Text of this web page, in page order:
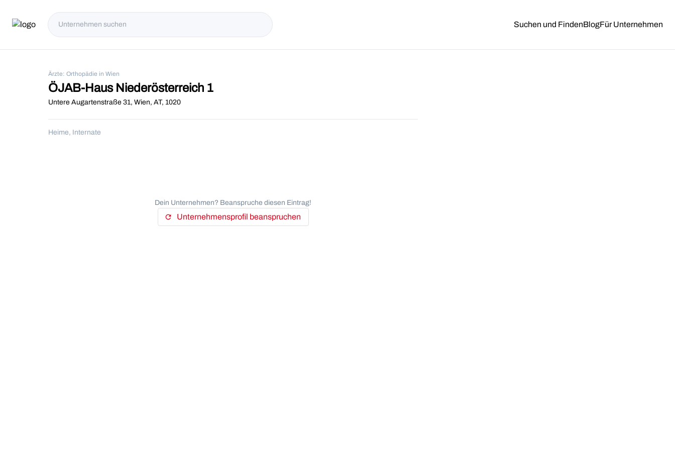
Suchen und FindenBlogFür Unternehmen
Ärzte: Orthopädie in Wien
ÖJAB-Haus Niederösterreich 1
Untere Augartenstraße 31, Wien, AT, 1020
Heime, Internate
Dein Unternehmen? Beanspruche diesen Eintrag!
refresh Unternehmensprofil beanspruchen